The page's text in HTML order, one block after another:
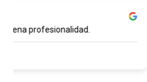
profesionalidad.